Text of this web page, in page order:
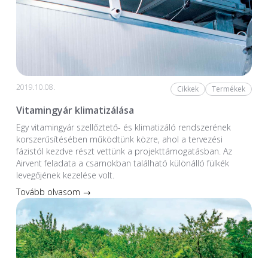
2019.10.08. Cikkek Termékek
Vitamingyár klimatizálása
Egy vitamingyár szellőztető- és klimatizáló rendszerének
korszerűsítésében működtünk közre, ahol a tervezési
fázistól kezdve részt vettünk a projekttámogatásban. Az
Airvent feladata a csarnokban található különálló fülkék
levegőjének kezelése volt.
Tovább olvasom →